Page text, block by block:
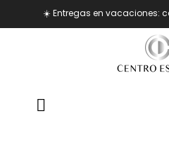
☀️ Entregas en vacaciones: